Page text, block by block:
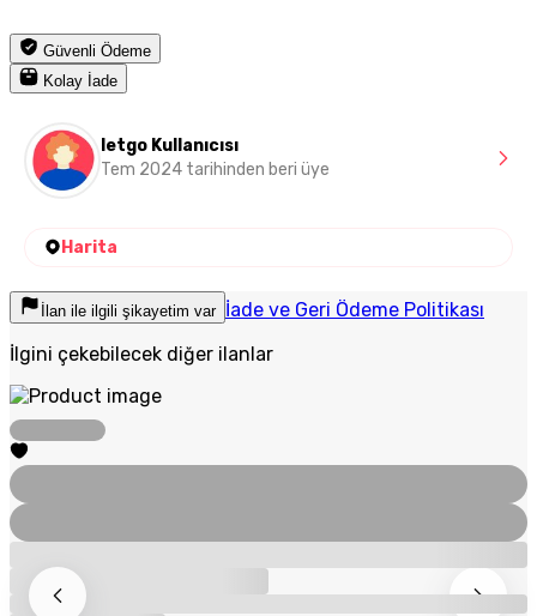
Güvenli Ödeme
Kolay İade
letgo Kullanıcısı
Tem 2024 tarihinden beri üye
Harita
İlan ile ilgili şikayetim var İade ve Geri Ödeme Politikası
İlgini çekebilecek diğer ilanlar